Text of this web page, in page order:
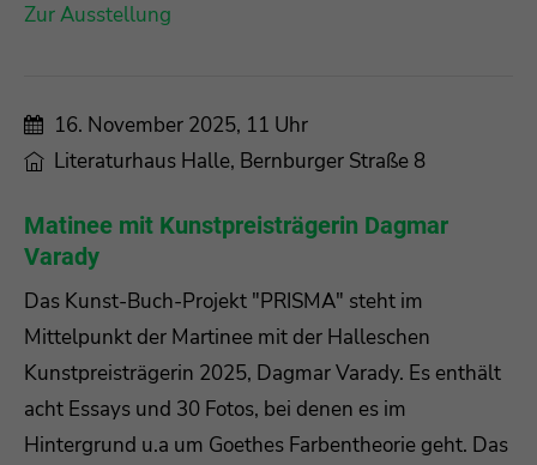
Zur Ausstellung
16. November 2025, 11 Uhr
Literaturhaus Halle, Bernburger Straße 8
Matinee mit Kunstpreisträgerin Dagmar
Varady
Das Kunst-Buch-Projekt "PRISMA" steht im
Mittelpunkt der Martinee mit der Halleschen
Kunstpreisträgerin 2025, Dagmar Varady. Es enthält
acht Essays und 30 Fotos, bei denen es im
Hintergrund u.a um Goethes Farbentheorie geht. Das